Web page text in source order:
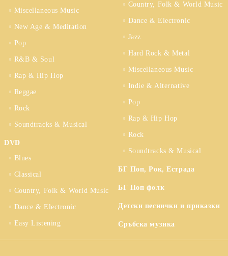
Miscellaneous Music
New Age & Meditation
Pop
R&B & Soul
Rap & Hip Hop
Reggae
Rock
Soundtracks & Musical
DVD
Blues
Classical
Country, Folk & World Music
Dance & Electronic
Easy Listening
Country, Folk & World Music
Dance & Electronic
Jazz
Hard Rock & Metal
Miscellaneous Music
Indie & Alternative
Pop
Rap & Hip Hop
Rock
Soundtracks & Musical
БГ Поп, Рок, Естрада
БГ Поп фолк
Детски песнички и приказки
Сръбска музика